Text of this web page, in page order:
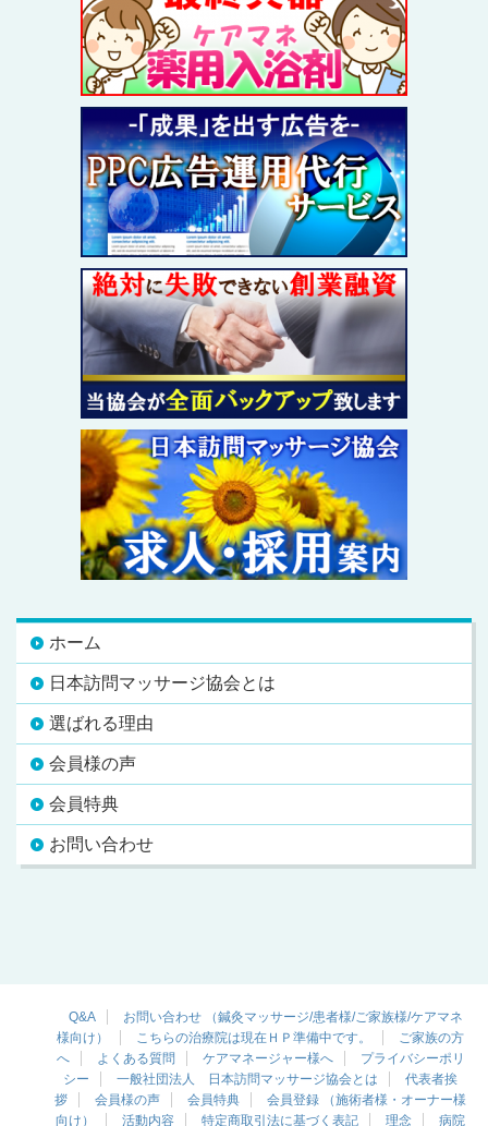
ホーム
日本訪問マッサージ協会とは
選ばれる理由
会員様の声
会員特典
お問い合わせ
Q&A
お問い合わせ （鍼灸マッサージ/患者様/ご家族様/ケアマネ
様向け）
こちらの治療院は現在ＨＰ準備中です。
ご家族の方
へ
よくある質問 ケアマネージャー様へ
プライバシーポリ
シー
一般社団法人 日本訪問マッサージ協会とは
代表者挨
拶
会員様の声 会員特典
会員登録 （施術者様・オーナー様
向け）
活動内容 特定商取引法に基づく表記 理念 病院